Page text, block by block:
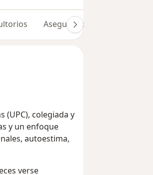
Aseguradoras
(UPC), colegiada y
y un enfoque
autoestima,
verse